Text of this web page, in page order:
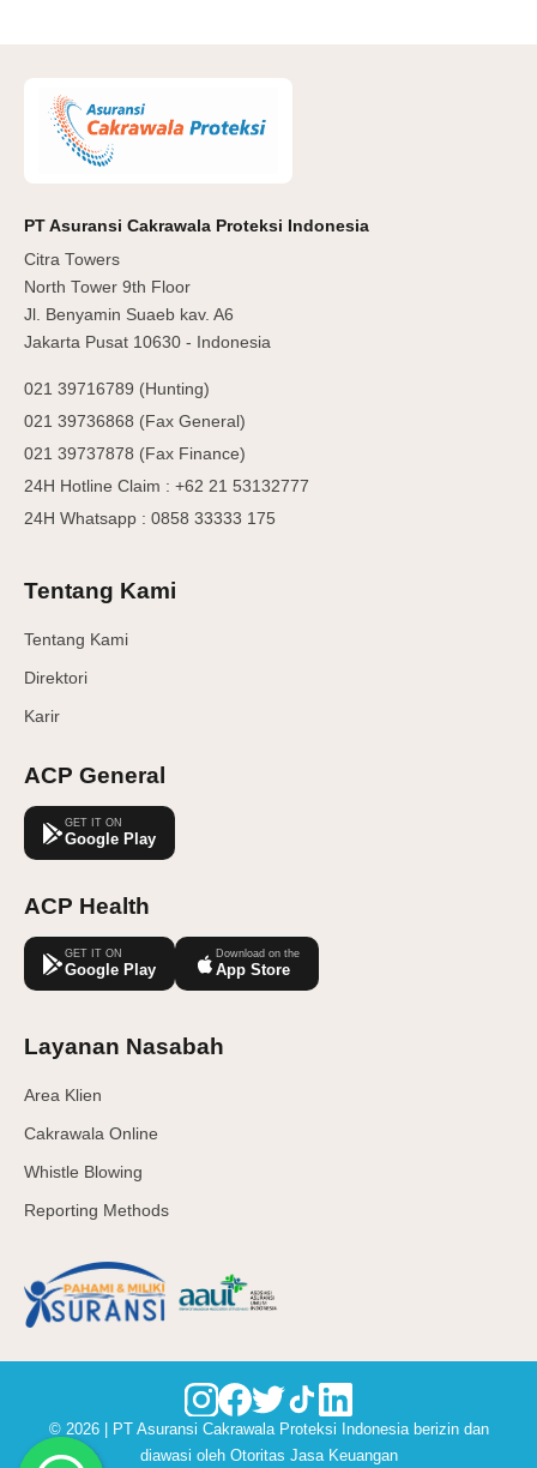
PT Asuransi Cakrawala Proteksi Indonesia
Citra Towers
North Tower 9th Floor
Jl. Benyamin Suaeb kav. A6
Jakarta Pusat 10630 - Indonesia
021 39716789 (Hunting)
021 39736868 (Fax General)
021 39737878 (Fax Finance)
24H Hotline Claim : +62 21 53132777
24H Whatsapp : 0858 33333 175
Tentang Kami
Tentang Kami
Direktori
Karir
ACP General
GET IT ON
Google Play
ACP Health
GET IT ON
Google Play
Download on the
App Store
Layanan Nasabah
Area Klien
Cakrawala Online
Whistle Blowing
Reporting Methods
© 2026 | PT Asuransi Cakrawala Proteksi Indonesia berizin dan
diawasi oleh Otoritas Jasa Keuangan